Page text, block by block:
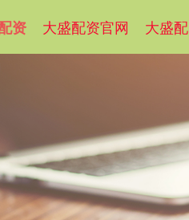
资 大盛配资官网 大盛